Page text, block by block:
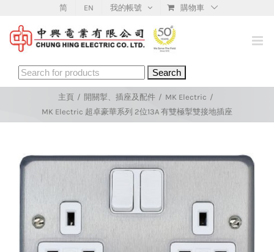
content
简 EN 我的帳號 購物車
Search
for:
主頁 / 開關掣、插座及配件 / MK Electric /
MK Electric 超卓豪華系列 2位13A 有雙極掣雙接地插座